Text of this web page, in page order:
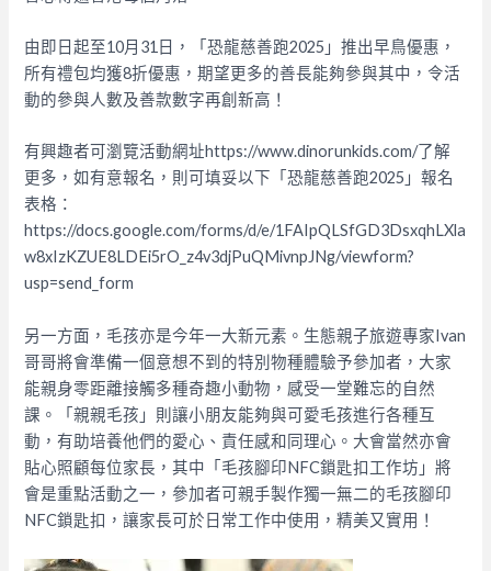
由即日起至10月31日，「恐龍慈善跑2025」推出早鳥優惠，
所有禮包均獲8折優惠，期望更多的善長能夠參與其中，令活
動的參與人數及善款數字再創新高！
有興趣者可瀏覽活動網址https://www.dinorunkids.com/了解
更多，如有意報名，則可填妥以下「恐龍慈善跑2025」報名
表格：
https://docs.google.com/forms/d/e/1FAIpQLSfGD3DsxqhLXla
w8xIzKZUE8LDEi5rO_z4v3djPuQMivnpJNg/viewform?
usp=send_form
另一方面，毛孩亦是今年一大新元素。生態親子旅遊專家Ivan
哥哥將會準備一個意想不到的特別物種體驗予參加者，大家
能親身零距離接觸多種奇趣小動物，感受一堂難忘的自然
課。「親親毛孩」則讓小朋友能夠與可愛毛孩進行各種互
動，有助培養他們的愛心、責任感和同理心。大會當然亦會
貼心照顧每位家長，其中「毛孩腳印NFC鎖匙扣工作坊」將
會是重點活動之一，參加者可親手製作獨一無二的毛孩腳印
NFC鎖匙扣，讓家長可於日常工作中使用，精美又實用！